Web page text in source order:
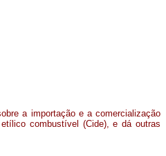
a importação e a comercialização
combustível (Cide), e dá outras